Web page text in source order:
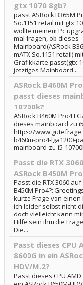
gtx 1070 8gb?
passt ASRock B365M
So.1151 retail mit gtx
wollte meinem Pc
mal fragen, ob dieses
Mainboard(ASRock
mATX So.1151 retail)
Grafikkarte passt(gtx
jetztiges Mainboard...
ASRock B460M
passt dieses
10700k?
ASRock B460M Pro4
dieses mainboard zu i5
https://
b460m-pro4-lga1200-
mainboard-zu-i5-
Passt die RTX
ASRock B450M
Passt die RTX 3060 auf
B450M Pro4?:
kurze Frage von
ich leider selbst nicht
doch vielleicht kann
Hilfe sein ihm die
Die...
Passt dieses CPU
8600G in ein
HDV/M.2?
Passt dieses CPU AMD